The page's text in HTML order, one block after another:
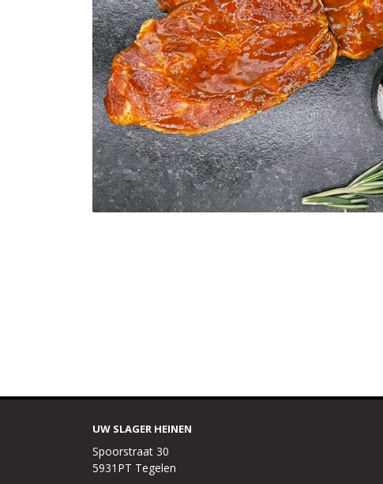
UW SLAGER HEINEN
Spoorstraat 30
5931PT Tegelen